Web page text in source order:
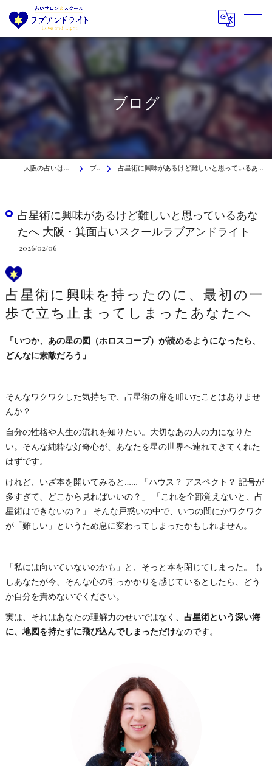
ブログ
大阪の占いはラブアンドライト ブログ 占星術に興味があるけど難しいと思っているあなたへ|大阪・箕面占いスクールラブアンドライト
占星術に興味があるけど難しいと思っているあな
たへ|大阪・箕面占いスクールラブアンドライト
2026/02/06
占星術に興味を持ったのに、最初の一
歩で立ち止まってしまったあなたへ
「いつか、あの星の図（ホロスコープ）が読めるようになったら、
どんなに素敵だろう」
そんなワクワクした気持ちで、占星術の扉を叩いたことはありませ
んか？
自分の性格や人生の流れを知りたい。大切なあの人の力になりた
い。そんな純粋な好奇心が、あなたを星の世界へ連れてきてくれた
はずです。
けれど、いざ本を開いてみると…… 「ハウス？ アスペクト？ 記号が
多すぎて、どこから見ればいいの？」 「これを全部覚えないと、占
星術はできないの？」 そんな戸惑いの中で、いつの間にかワクワク
が「難しい」というため息に変わってしまったかもしれません。
「私には向いていないのかも」と、そっと本を閉じてしまった。 も
しあなたが今、そんな心の引っかかりを感じているとしたら、どう
か自分を責めないでください。
実は、それはあなたの理解力のせいではなく、 占星術という深い海
に、地図を持たずに飛び込んでしまっただけなのです。